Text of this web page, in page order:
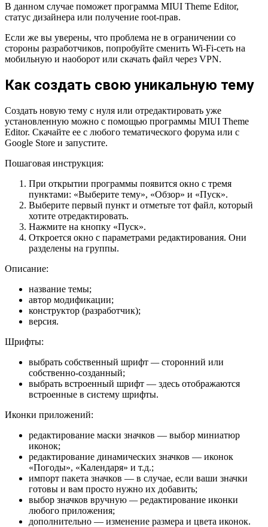
В данном случае поможет программа MIUI Theme Editor,
статус дизайнера или получение root-прав.
Если же вы уверены, что проблема не в ограничении со
стороны разработчиков, попробуйте сменить Wi-Fi-сеть на
мобильную и наоборот или скачать файл через VPN.
Как создать свою уникальную тему
Создать новую тему с нуля или отредактировать уже
установленную можно с помощью программы MIUI Theme
Editor. Скачайте ее с любого тематического форума или с
Google Store и запустите.
Пошаговая инструкция:
При открытии программы появится окно с тремя
пунктами: «Выберите тему», «Обзор» и «Пуск».
Выберите первый пункт и отметьте тот файл, который
хотите отредактировать.
Нажмите на кнопку «Пуск».
Откроется окно с параметрами редактирования. Они
разделены на группы.
Описание:
название темы;
автор модификации;
конструктор (разработчик);
версия.
Шрифты:
выбрать собственный шрифт —сторонний или
собственно-созданный;
выбрать встроенный шрифт — здесь отображаются
встроенные в систему шрифты.
Иконки приложений:
редактирование маски значков — выбор миниатюр
иконок;
редактирование динамических значков — иконок
«Погоды», «Календаря» и т.д.;
импорт пакета значков — в случае, если ваши значки
готовы и вам просто нужно их добавить;
выбор значков вручную —редактирование иконки
любого приложения;
дополнительно — изменение размера и цвета иконок.